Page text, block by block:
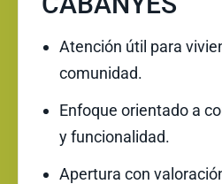
Atención útil para
comunidad.
Enfoque orientado a
y funcionalidad.
Apertura con